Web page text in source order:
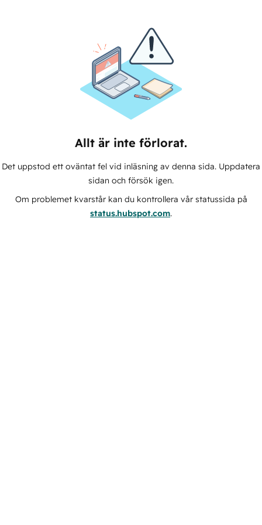
Allt är inte förlorat.
Det uppstod ett oväntat fel vid inläsning av denna sida. Uppdatera
sidan och försök igen.
Om problemet kvarstår kan du kontrollera vår statussida på
status.hubspot.com.